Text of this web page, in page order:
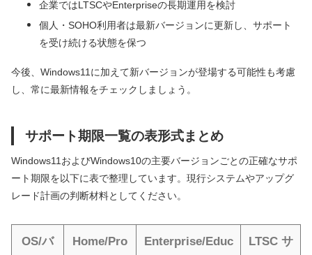
企業ではLTSCやEnterpriseの長期運用を検討
個人・SOHO利用者は最新バージョンに更新し、サポート
を受け続ける状態を保つ
今後、Windows11に加えて新バージョンが登場する可能性も考慮
し、常に最新情報をチェックしましょう。
サポート期限一覧の表形式まとめ
Windows11およびWindows10の主要バージョンごとの正確なサポ
ート期限を以下に表で整理しています。現行システムやアップグ
レード計画の判断材料としてください。
OS/バ
Home/Pro
Enterprise/Educ
LTSC サ